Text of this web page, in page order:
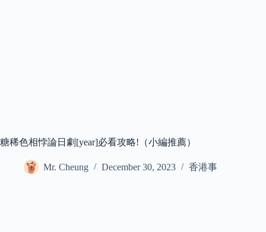
糖稀色相悖論日劇[year]必看攻略!（小編推薦）
Mr. Cheung December 30, 2023 香港事